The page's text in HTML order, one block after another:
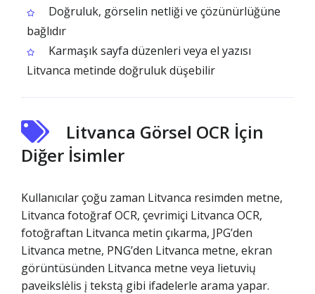
Doğruluk, görselin netliği ve çözünürlüğüne
bağlıdır
Karmaşık sayfa düzenleri veya el yazısı
Litvanca metinde doğruluk düşebilir
Litvanca Görsel OCR İçin
Diğer İsimler
Kullanıcılar çoğu zaman Litvanca resimden metne,
Litvanca fotoğraf OCR, çevrimiçi Litvanca OCR,
fotoğraftan Litvanca metin çıkarma, JPG’den
Litvanca metne, PNG’den Litvanca metne, ekran
görüntüsünden Litvanca metne veya lietuvių
paveikslėlis į tekstą gibi ifadelerle arama yapar.